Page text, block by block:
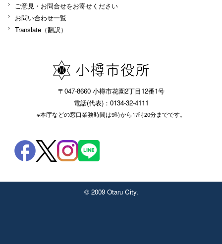
ご意見・お問合せをお寄せください
お問い合わせ一覧
Translate（翻訳）
〒047-8660 小樽市花園2丁目12番1号
電話(代表)：0134-32-4111
※本庁などの窓口業務時間は9時から17時20分までです。
© 2009 Otaru City.